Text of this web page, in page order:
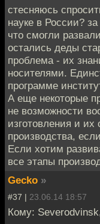
стесняюсь
науке в России?
что смогли
остались деды
проблема - их
носителями.
программе
А еще некоторые
не возможности
изготовления и
производства,
Если хотим
все этапы
Gecko »
#37 | 23.06.14 18:57
Кому: